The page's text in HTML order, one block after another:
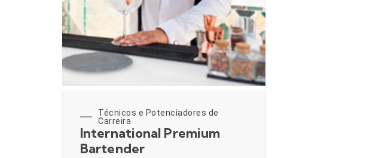
Técnicos e Potenciadores de
Carreira
International Premium
Bartender